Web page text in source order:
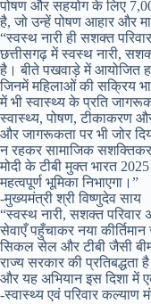
पोषण और सहयोग के लिए
है, जो उन्हें पोषण आहार और
“स्वस्थ नारी ही सशक्त
छत्तीसगढ़ में स्वस्थ नारी,
है। बीते पखवाड़े में आयोजित
जिनमें महिलाओं की सक्रिय
में भी स्वास्थ्य के प्रति
स्वास्थ्य, पोषण, टीकाकरण
और जागरूकता पर भी जोर
न रहकर सामाजिक
मोदी के टीबी मुक्त भारत
महत्वपूर्ण भूमिका निभाएगा।”
-मुख्यमंत्री श्री विष्णुदेव साय
“स्वस्थ नारी, सशक्त
सेवाएँ पहुँचाकर नया
सिकल सेल और टीबी जैसी
राज्य सरकार की प्रतिबद्धता
और यह अभियान इस दिशा
-स्वास्थ्य एवं परिवार कल्याण